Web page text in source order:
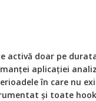
activă doar pe
aplicaţiei
în care nu
şi toate